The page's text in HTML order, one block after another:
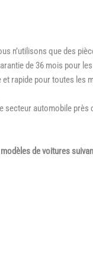
n’utilisons que des
de 36 mois pour
rapide pour toutes les
secteur automobile
de voitures